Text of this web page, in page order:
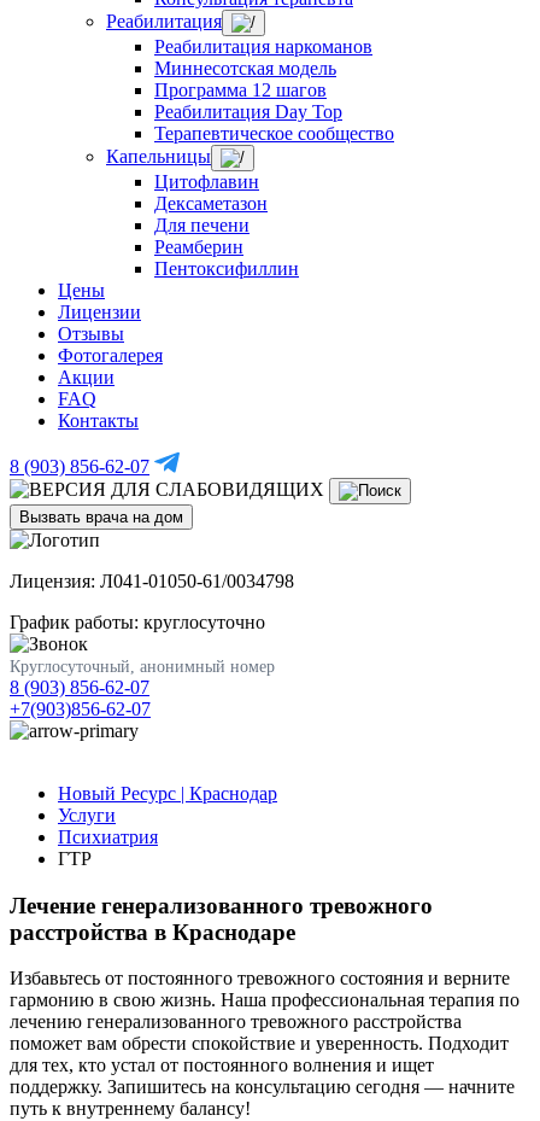
Реабилитация
Реабилитация наркоманов
Миннесотская модель
Программа 12 шагов
Реабилитация Day Top
Терапевтическое сообщество
Капельницы
Цитофлавин
Дексаметазон
Для печени
Реамберин
Пентоксифиллин
Цены
Лицензии
Отзывы
Фотогалерея
Акции
FAQ
Контакты
8 (903) 856-62-07
Вызвать врача на дом
Лицензия: Л041-01050-61/0034798
График работы: круглосуточно
Круглосуточный, анонимный номер
8 (903) 856-62-07
+7(903)856-62-07
Новый Ресурс | Краснодар
Услуги
Психиатрия
ГТР
Лечение генерализованного тревожного
расстройства в Краснодаре
Избавьтесь от постоянного тревожного состояния и верните
гармонию в свою жизнь. Наша профессиональная терапия по
лечению генерализованного тревожного расстройства
поможет вам обрести спокойствие и уверенность. Подходит
для тех, кто устал от постоянного волнения и ищет
поддержку. Запишитесь на консультацию сегодня — начните
путь к внутреннему балансу!